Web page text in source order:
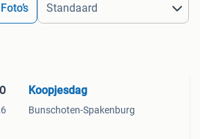
Foto’s
Koopjesdag
Bunschoten-Spakenburg